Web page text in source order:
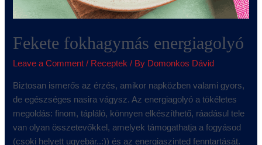
Fekete fokhagymás energiagolyó
Leave a Comment / Receptek / By Domonkos Dávid
Biztosan ismerős az érzés, amikor napközben valami gyors,
de egészséges nasira vágysz. Az energiagolyó a tökéletes
megoldás: finom, tápláló, könnyen elkészíthető, ráadásul tele
van olyan összetevőkkel, amelyek támogathatja a fogyásod
(csoki helyett ugyebár..:)) és az energiaszinted fenntartását.